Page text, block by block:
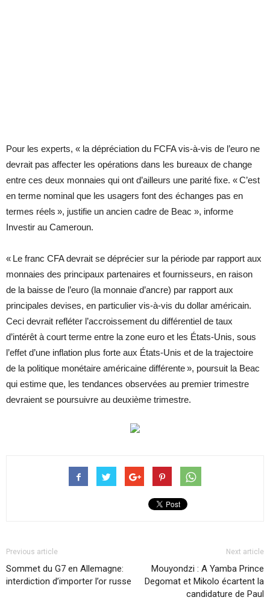
Pour les experts, « la dépréciation du FCFA vis-à-vis de l’euro ne
devrait pas affecter les opérations dans les bureaux de change
entre ces deux monnaies qui ont d’ailleurs une parité fixe. « C’est
en terme nominal que les usagers font des échanges pas en
termes réels », justifie un ancien cadre de Beac », informe
Investir au Cameroun.
« Le franc CFA devrait se déprécier sur la période par rapport aux
monnaies des principaux partenaires et fournisseurs, en raison
de la baisse de l’euro (la monnaie d’ancre) par rapport aux
principales devises, en particulier vis-à-vis du dollar américain.
Ceci devrait refléter l’accroissement du différentiel de taux
d’intérêt à court terme entre la zone euro et les États-Unis, sous
l’effet d’une inflation plus forte aux États-Unis et de la trajectoire
de la politique monétaire américaine différente », poursuit la Beac
qui estime que, les tendances observées au premier trimestre
devraient se poursuivre au deuxième trimestre.
Previous article
Sommet du G7 en Allemagne:
interdiction d’importer l’or russe
Next article
Mouyondzi : A Yamba Prince
Degomat et Mikolo écartent la
candidature de Paul